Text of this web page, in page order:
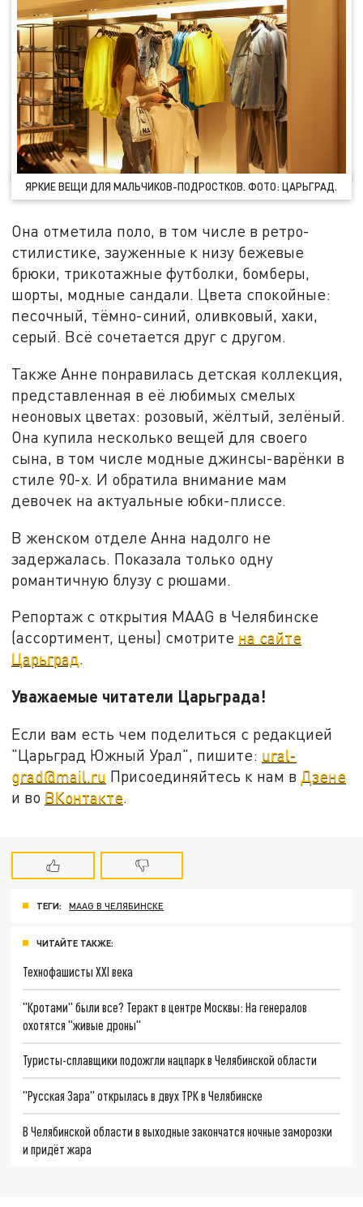
ЯРКИЕ ВЕЩИ ДЛЯ МАЛЬЧИКОВ-ПОДРОСТКОВ. ФОТО: ЦАРЬГРАД.
Она отметила поло, в том числе в ретро-
стилистике, зауженные к низу бежевые
брюки, трикотажные футболки, бомберы,
шорты, модные сандали. Цвета спокойные:
песочный, тёмно-синий, оливковый, хаки,
серый. Всё сочетается друг с другом.
Также Анне понравилась детская коллекция,
представленная в её любимых смелых
неоновых цветах: розовый, жёлтый, зелёный.
Она купила несколько вещей для своего
сына, в том числе модные джинсы-варёнки в
стиле 90-х. И обратила внимание мам
девочек на актуальные юбки-плиссе.
В женском отделе Анна надолго не
задержалась. Показала только одну
романтичную блузу с рюшами.
Репортаж с открытия MAAG в Челябинске
(ассортимент, цены) смотрите на сайте
Царьград.
Уважаемые читатели Царьграда!
Если вам есть чем поделиться с редакцией
"Царьград Южный Урал", пишите: ural-
grad@mail.ru Присоединяйтесь к нам в Дзене
и во ВКонтакте.
ТЕГИ: MAAG В ЧЕЛЯБИНСКЕ
ЧИТАЙТЕ ТАКЖЕ:
Технофашисты XXI века
"Кротами" были все? Теракт в центре Москвы: На генералов
охотятся "живые дроны"
Туристы-сплавщики подожгли нацпарк в Челябинской области
"Русская Зара" открылась в двух ТРК в Челябинске
В Челябинской области в выходные закончатся ночные заморозки
и придёт жара